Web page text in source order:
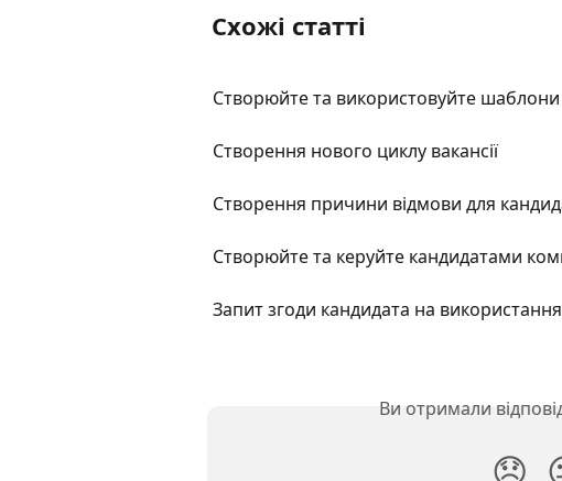
Схожі статті
Створюйте та використовуйте шаблони
Створення нового циклу вакансії
Створення причини відмови для
Створюйте та керуйте кандидатами
Запит згоди кандидата на
Ви отримали
😞